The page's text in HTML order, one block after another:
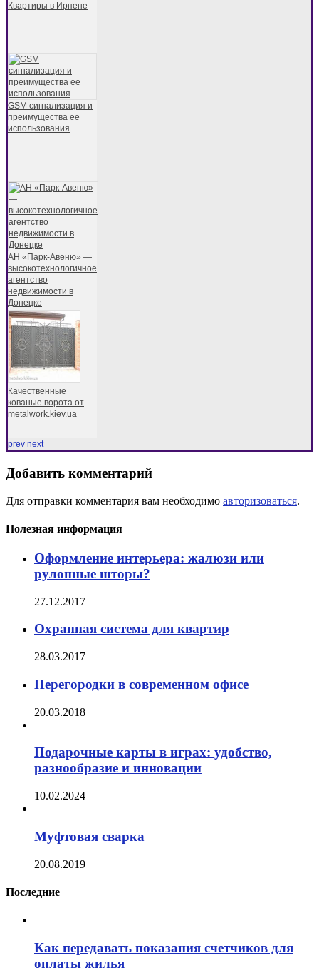
Квартиры в Ирпене
GSM сигнализация и
преимущества ее
использования
АН «Парк-Авеню» —
высокотехнологичное
агентство
недвижимости в
Донецке
Качественные
кованые ворота от
metalwork.kiev.ua
prev next
Добавить комментарий
Для отправки комментария вам необходимо авторизоваться.
Полезная информация
Оформление интерьера: жалюзи или
рулонные шторы?
27.12.2017
Охранная система для квартир
28.03.2017
Перегородки в современном офисе
20.03.2018
Подарочные карты в играх: удобство,
разнообразие и инновации
10.02.2024
Муфтовая сварка
20.08.2019
Последние
Как передавать показания счетчиков для
оплаты жилья